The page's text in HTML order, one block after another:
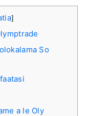
]
So
a le Oly